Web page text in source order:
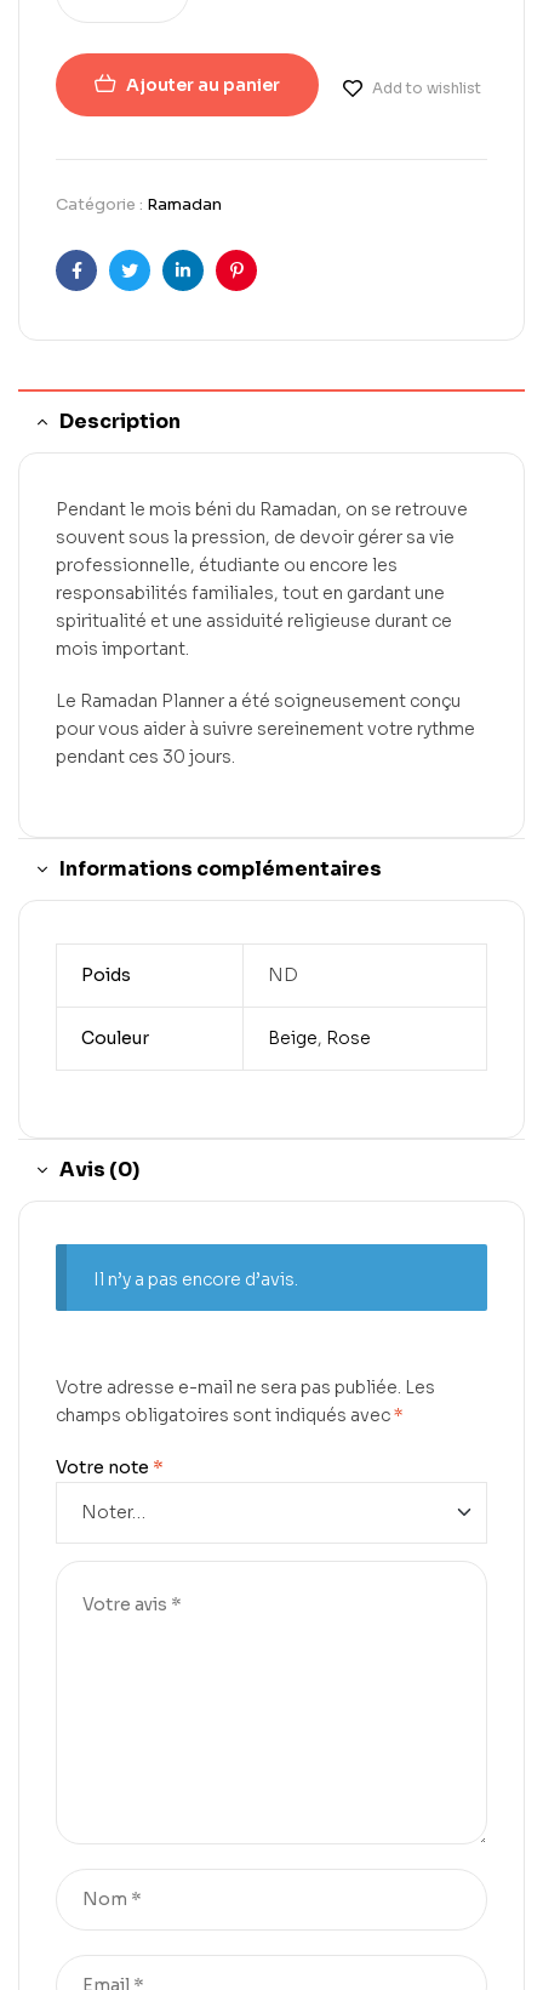
Ajouter au panier Add to wishlist
Catégorie : Ramadan
FacebookTwitterLinkedInPinterest
Description
Pendant le mois béni du Ramadan, on se retrouve
souvent sous la pression, de devoir gérer sa vie
professionnelle, étudiante ou encore les
responsabilités familiales, tout en gardant une
spiritualité et une assiduité religieuse durant ce
mois important.
Le Ramadan Planner a été soigneusement conçu
pour vous aider à suivre sereinement votre rythme
pendant ces 30 jours.
Informations complémentaires
Poids ND
Couleur Beige, Rose
Avis (0)
Il n’y a pas encore d’avis.
Votre adresse e-mail ne sera pas publiée. Les
champs obligatoires sont indiqués avec*
Votre note *